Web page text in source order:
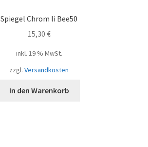
Spiegel Chrom li Bee50
15,30 €
inkl. 19 % MwSt.
zzgl. Versandkosten
In den Warenkorb